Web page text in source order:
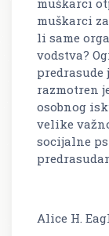
muškarci
muškarci
li same
vodstva?
predrasude
razmotren
osobnog
velike
socijalne
Alice H.